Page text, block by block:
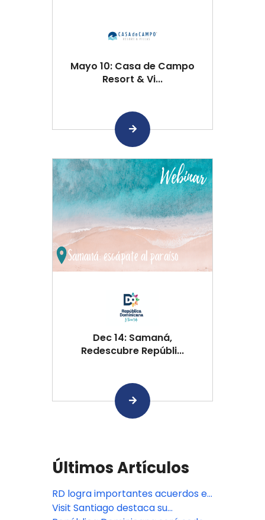
Mayo 10: Casa de Campo
Resort & Vi...
Dec 14: Samaná,
Redescubre Repúbli...
Últimos Artículos
RD logra importantes acuerdos en
la feria ANATO, en Colombia
Visit Santiago destaca su